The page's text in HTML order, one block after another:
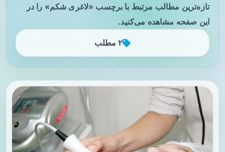
تازه‌ترین مطالب مرتبط با برچسب «لاغری شکم» را در
این صفحه مشاهده می‌کنید.
۲ مطلب